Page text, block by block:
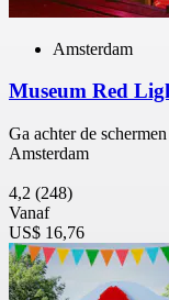
Amsterdam
Museum Red
Ga achter de
Amsterdam
4,2 (248)
Vanaf
US$ 16,76